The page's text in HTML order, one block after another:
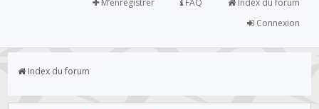
Index du forum
FAQ
M’enregistrer
Connexion
Index du forum